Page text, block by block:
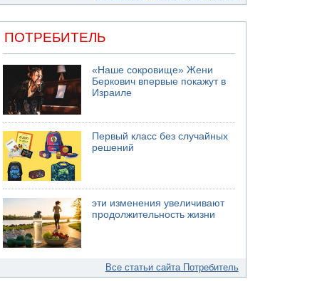
ПОТРЕБИТЕЛЬ
«Наше сокровище» Жени
Беркович впервые покажут в
Израиле
Первый класс без случайных
решений
эти изменения увеличивают
продолжительность жизни
Все статьи сайта Потребитель